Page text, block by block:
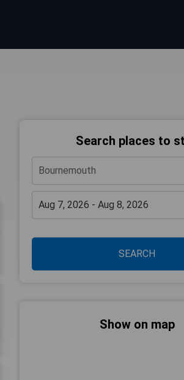
Search places to
SEARCH
Show on map